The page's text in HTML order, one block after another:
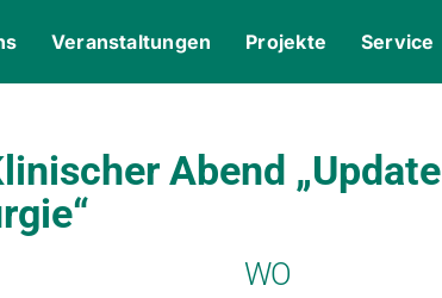
Veranstaltungen Projekte Service
Abend „Update
WO